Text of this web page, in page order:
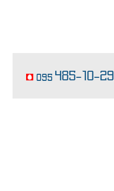
095 485-10-29,